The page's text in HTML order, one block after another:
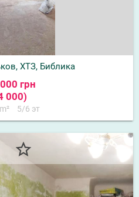
ХТЗ, Библика
грн
000)
5/6 эт
star_border